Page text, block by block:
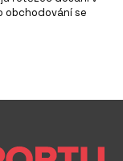
obchodování se